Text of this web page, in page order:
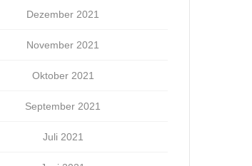
Dezember 2021
November 2021
Oktober 2021
September 2021
Juli 2021